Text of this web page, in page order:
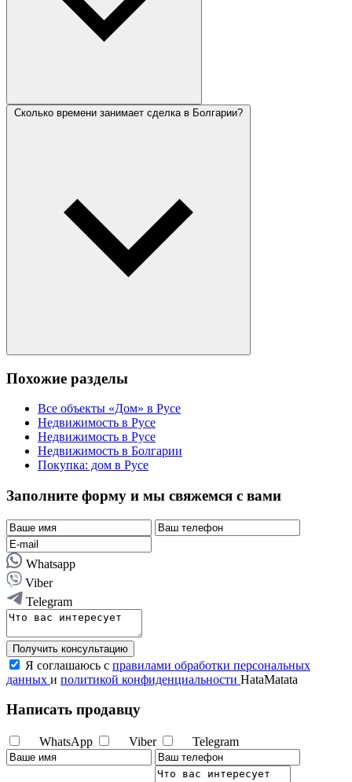
Сколько времени занимает сделка в Болгарии?
Похожие разделы
Все объекты «Дом» в Русе
Недвижимость в Русе
Недвижимость в Русе
Недвижимость в Болгарии
Покупка: дом в Русе
Заполните форму и мы свяжемся с вами
Whatsapp
Viber
Telegram
Получить консультацию
Я соглашаюсь с правилами обработки персональных
данных и политикой конфиденциальности HataMatata
Написать продавцу
WhatsApp Viber Telegram